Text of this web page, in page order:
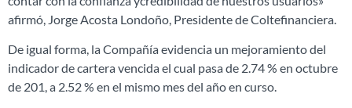
afirmó, Jorge Acosta Londoño, Presidente de Coltefinanciera.
De igual forma, la Compañía evidencia un mejoramiento del
indicador de cartera vencida el cual pasa de 2.74 % en octubre
de 201, a 2.52 % en el mismo mes del año en curso.